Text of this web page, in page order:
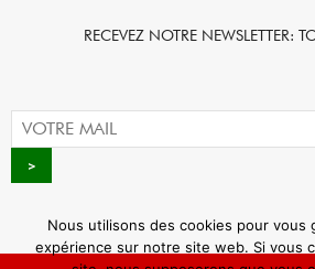
RECEVEZ NOTRE NEWSLETTER:
Nous utilisons des cookies pour vous
expérience sur notre site web. Si vous